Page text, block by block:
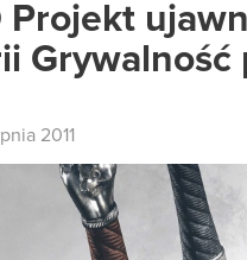
Projekt
Grywalność
2011